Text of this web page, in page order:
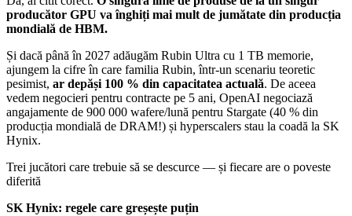
producător GPU va înghiți mai mult de jumătate din producția
mondială de HBM.
Și dacă până în 2027 adăugăm Rubin Ultra cu 1 TB memorie,
ajungem la cifre în care familia Rubin, într-un scenariu teoretic
pesimist, ar depăși 100 % din capacitatea actuală. De aceea
vedem negocieri pentru contracte pe 5 ani, OpenAI negociază
angajamente de 900 000 wafere/lună pentru Stargate (40 % din
producția mondială de DRAM!) și hyperscalers stau la coadă la SK
Hynix.
Trei jucători care trebuie să se descurce — și fiecare are o poveste
diferită
SK Hynix: regele care greșește puțin